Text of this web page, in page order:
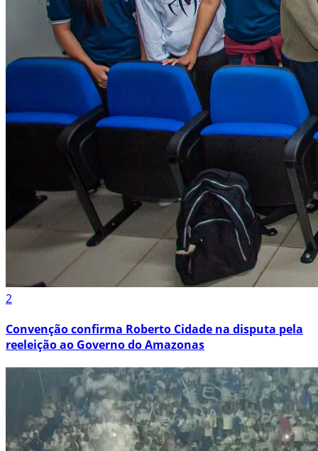
2
Convenção confirma Roberto Cidade na disputa pela
reeleição ao Governo do Amazonas